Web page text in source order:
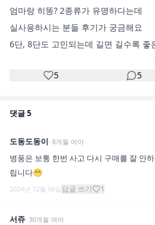
엄마랑 히똥? 2종류가 유명하다는데
실사용하시는 분들 후기가 궁금해요
6단, 8단도 고민되는데 길면 길수록 좋
5 5
댓글5
도동도동이· 8개월 여아
병풍은 보통 한번 사고 다시 구매를 잘 안
립니다😁
2024년 12월 06일 답글 쓰기 1
서쥬· 30개월 여아